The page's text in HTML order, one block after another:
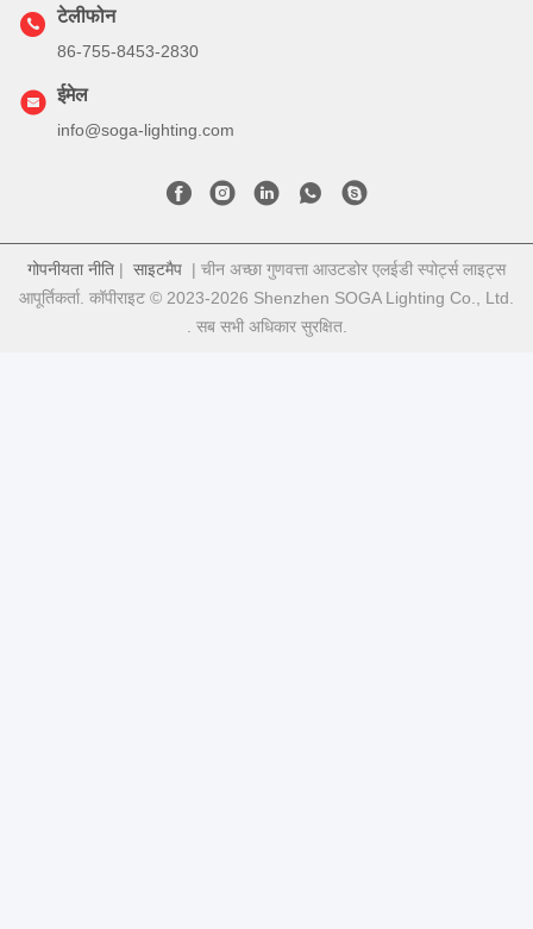
टेलीफोन
86-755-8453-2830
ईमेल
info@soga-lighting.com
गोपनीयता नीति | साइटमैप | चीन अच्छा गुणवत्ता आउटडोर एलईडी स्पोर्ट्स लाइट्स
आपूर्तिकर्ता. कॉपीराइट © 2023-2026 Shenzhen SOGA Lighting Co., Ltd.
. सब सभी अधिकार सुरक्षित.